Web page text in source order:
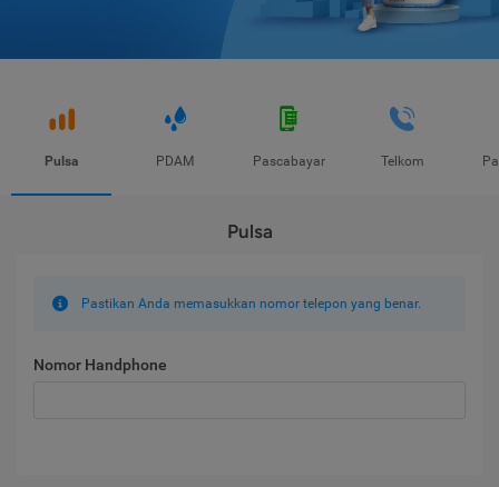
Pulsa PDAM Pascabayar Telkom
Pulsa
Pastikan Anda memasukkan nomor telepon yang benar.
Nomor Handphone